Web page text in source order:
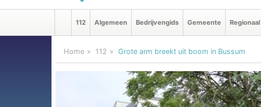
112 Algemeen Bedrijvengids Gemeente Regionaal
Home 112 Grote arm breekt uit boom in Bussum